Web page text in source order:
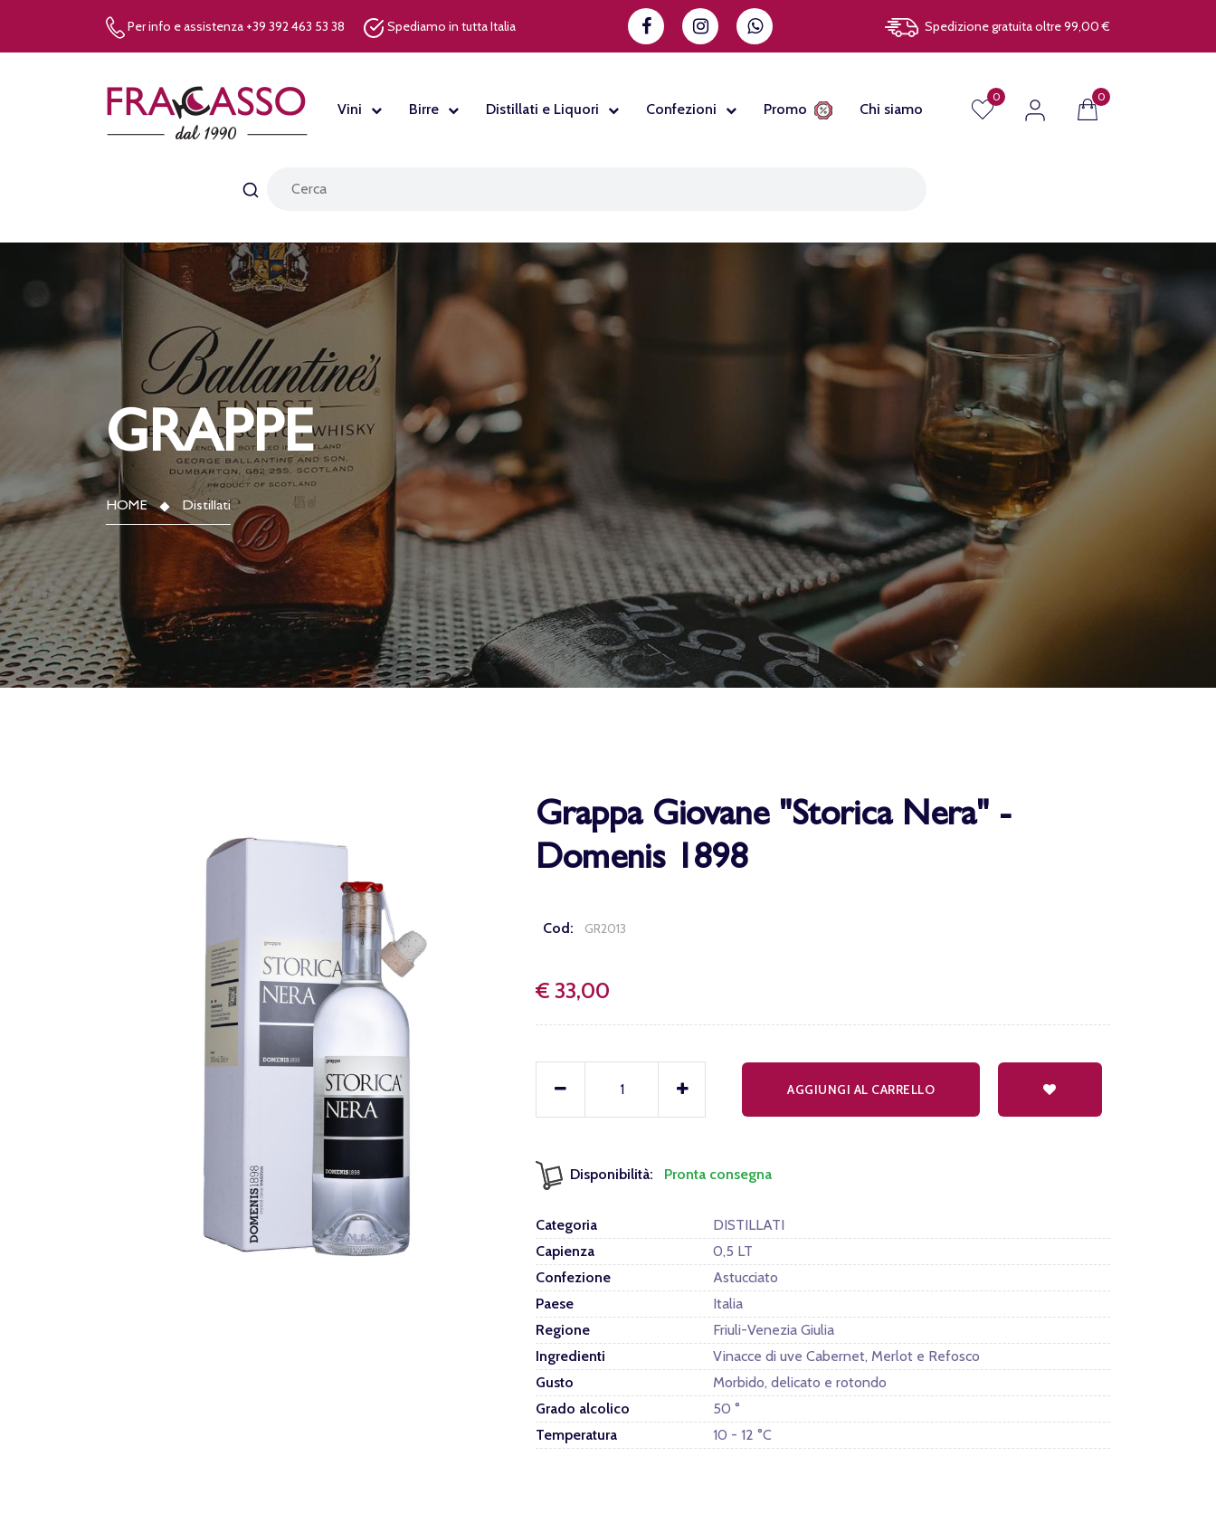
Per info e assistenza +39 392 463 53 38 Spediamo in tutta Italia Spedizione gratuita oltre 99,00 €
Vini Birre Distillati e Liquori Confezioni Promo Chi siamo
0 0
GRAPPE
HOME Distillati
Grappa Giovane "Storica Nera" -
Domenis 1898
Cod: GR2013
€ 33,00
AGGIUNGI AL CARRELLO
Disponibilità: Pronta consegna
Categoria
DISTILLATI
Capienza
0,5 LT
Confezione
Astucciato
Paese
Italia
Regione
Friuli-Venezia Giulia
Ingredienti
Vinacce di uve Cabernet, Merlot e Refosco
Gusto
Morbido, delicato e rotondo
Grado alcolico
50 °
Temperatura
10 - 12 °C